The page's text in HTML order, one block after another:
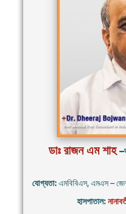
ডাঃ রাজন এম শাহ
যোগ্যতা: এমবিবিএস, এমএস –
হাসপাতাল: